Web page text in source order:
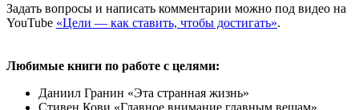
Задать вопросы и написать комментарии можно под видео на
YouTube «Цели — как ставить, чтобы достигать».
Любимые книги по работе с целями:
Даниил Гранин «Эта странная жизнь»
Стивен Кови «Главное внимание главным вещам».